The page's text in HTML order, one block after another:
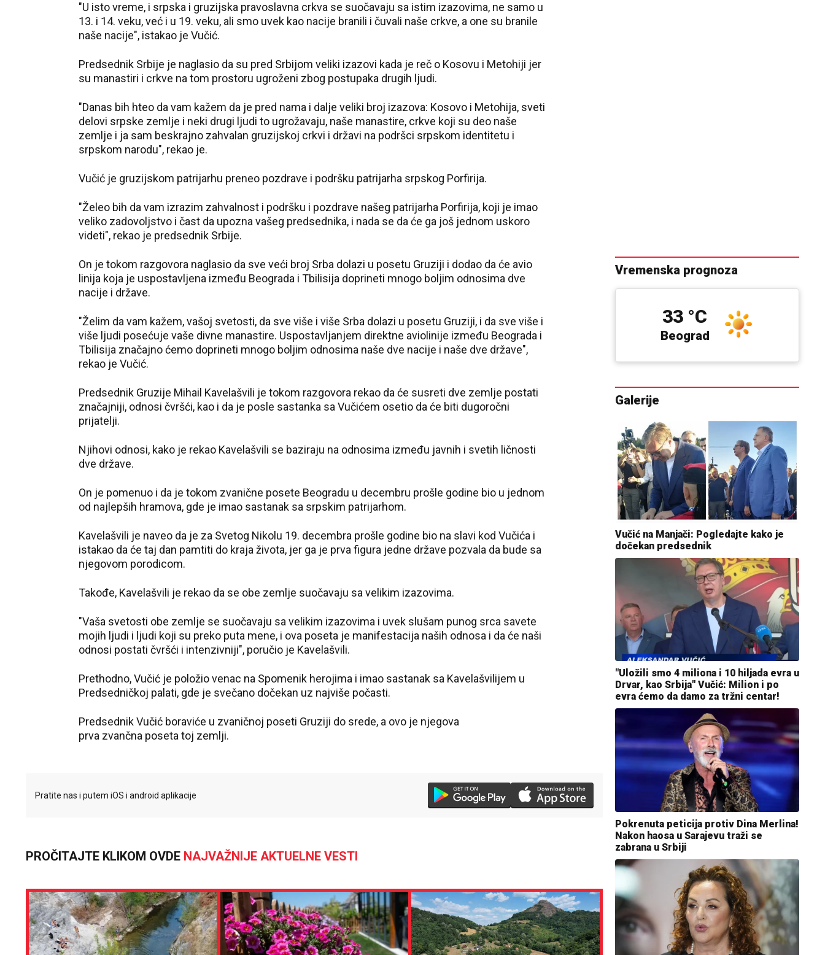
"U isto vreme, i srpska i gruzijska pravoslavna crkva se suočavaju sa istim izazovima, ne samo u
13. i 14. veku, već i u 19. veku, ali smo uvek kao nacije branili i čuvali naše crkve, a one su branile
naše nacije", istakao je Vučić.
Predsednik Srbije je naglasio da su pred Srbijom veliki izazovi kada je reč o Kosovu i Metohiji jer
su manastiri i crkve na tom prostoru ugroženi zbog postupaka drugih ljudi.
"Danas bih hteo da vam kažem da je pred nama i dalje veliki broj izazova: Kosovo i Metohija, sveti
delovi srpske zemlje i neki drugi ljudi to ugrožavaju, naše manastire, crkve koji su deo naše
zemlje i ja sam beskrajno zahvalan gruzijskoj crkvi i državi na podršci srpskom identitetu i
srpskom narodu", rekao je.
Vučić je gruzijskom patrijarhu preneo pozdrave i podršku patrijarha srpskog Porfirija.
"Želeo bih da vam izrazim zahvalnost i podršku i pozdrave našeg patrijarha Porfirija, koji je imao
veliko zadovoljstvo i čast da upozna vašeg predsednika, i nada se da će ga još jednom uskoro
videti", rekao je predsednik Srbije.
On je tokom razgovora naglasio da sve veći broj Srba dolazi u posetu Gruziji i dodao da će avio
linija koja je uspostavljena između Beograda i Tbilisija doprineti mnogo boljim odnosima dve
nacije i države.
"Želim da vam kažem, vašoj svetosti, da sve više i više Srba dolazi u posetu Gruziji, i da sve više i
više ljudi posećuje vaše divne manastire. Uspostavljanjem direktne aviolinije između Beograda i
Tbilisija značajno ćemo doprineti mnogo boljim odnosima naše dve nacije i naše dve države",
rekao je Vučić.
Predsednik Gruzije Mihail Kavelašvili je tokom razgovora rekao da će susreti dve zemlje postati
značajniji, odnosi čvršći, kao i da je posle sastanka sa Vučićem osetio da će biti dugoročni
prijatelji.
Njihovi odnosi, kako je rekao Kavelašvili se baziraju na odnosima između javnih i svetih ličnosti
dve države.
On je pomenuo i da je tokom zvanične posete Beogradu u decembru prošle godine bio u jednom
od najlepših hramova, gde je imao sastanak sa srpskim patrijarhom.
Kavelašvili je naveo da je za Svetog Nikolu 19. decembra prošle godine bio na slavi kod Vučića i
istakao da će taj dan pamtiti do kraja života, jer ga je prva figura jedne države pozvala da bude sa
njegovom porodicom.
Takođe, Kavelašvili je rekao da se obe zemlje suočavaju sa velikim izazovima.
"Vaša svetosti obe zemlje se suočavaju sa velikim izazovima i uvek slušam punog srca savete
mojih ljudi i ljudi koji su preko puta mene, i ova poseta je manifestacija naših odnosa i da će naši
odnosi postati čvršći i intenzivniji", poručio je Kavelašvili.
Prethodno, Vučić je položio venac na Spomenik herojima i imao sastanak sa Kavelašvilijem u
Predsedničkoj palati, gde je svečano dočekan uz najviše počasti.
Predsednik Vučić boraviće u zvaničnoj poseti Gruziji do srede, a ovo je njegova
prva zvančna poseta toj zemlji.
Pratite nas i putem iOS i android aplikacije
PROČITAJTE KLIKOM OVDE NAJVAŽNIJE AKTUELNE VESTI
Vremenska prognoza
Loznica
30 °C
Beograd
33 °C
Galerije
Vučić na Manjači: Pogledajte kako je
dočekan predsednik
"Uložili smo 4 miliona i 10 hiljada evra u
Drvar, kao Srbija" Vučić: Milion i po
evra ćemo da damo za tržni centar!
Pokrenuta peticija protiv Dina Merlina!
Nakon haosa u Sarajevu traži se
zabrana u Srbiji